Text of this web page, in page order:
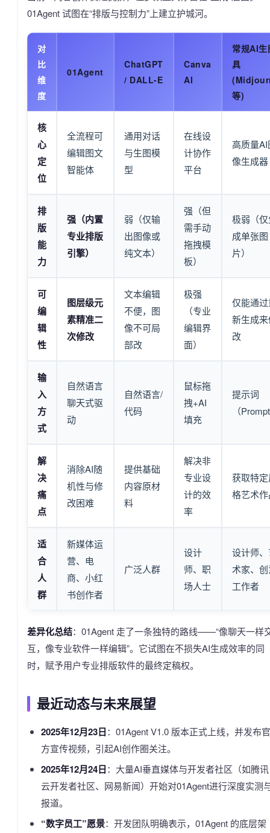
01Agent 试图在“排版与控制力”上建立护城河。
对
比
维
度
01Agent
ChatGPT
/ DALL-E
Canva
AI
常规AI生
具
等)
核
心
定
位
全流程可
编辑图文
智能体
通用对话
与生图模
型
在线设
计协作
平台
高质量AI
像生成器
排
版
能
力
强（内置
专业排版
引擎）
弱（仅输
出图像或
纯文本）
强（但
需手动
拖拽模
板）
极弱（
成单张图
片）
可
编
辑
性
图层级元
素精准二
次修改
文本编辑
不便，图
像不可局
部改
极强
（专业
编辑界
面）
仅能通
新生成
改
输
入
方
式
自然语言
聊天式驱
动
自然语言/
代码
鼠标拖
拽+AI
填充
提示词
（
解
决
痛
点
消除AI随
机性与修
改困难
提供基础
内容原材
料
解决非
专业设
计的效
率
获取特
格艺术
适
合
人
群
新媒体运
营、电
商、小红
书创作者
广泛人群
设计
师、职
场人士
设计师
术家、
工作者
差异化总结：01Agent 走了一条独特的路线——“像聊天一样
互，像专业软件一样编辑”。它试图在不损失AI生成效率的同
时，赋予用户专业排版软件的最终定稿权。
最近动态与未来展望
2025年12月23日：01Agent V1.0 版本正式上线，并发布官
方宣传视频，引起AI创作圈关注。
2025年12月24日：大量AI垂直媒体与开发者社区（如腾讯
云开发者社区、网易新闻）开始对01Agent进行深度实测
报道。
“数字员工”愿景：开发团队明确表示，01Agent 的底层架